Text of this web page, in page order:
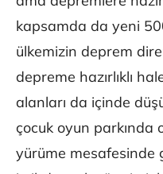
kapsamda da yeni
ülkemizin deprem
depreme hazırlıklı
alanları da içinde
çocuk oyun parkında
yürüme mesafesinde